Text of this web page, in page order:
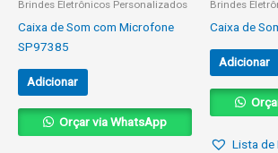
Brindes Eletrônicos Personalizados
Caixa de Som com Microfone
SP97385
Adicionar
Orçar via WhatsApp
Brindes
Caixa de
Adicionar
Lista de